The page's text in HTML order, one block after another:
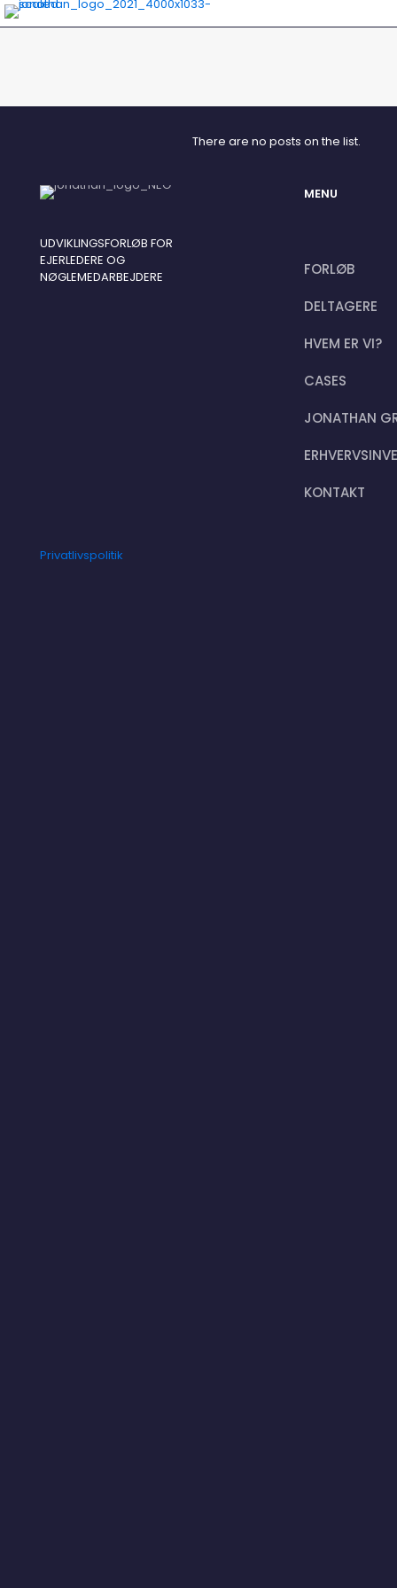
There are no posts on the list.
UDVIKLINGSFORLØB FOR
EJERLEDERE OG
NØGLEMEDARBEJDERE
MENU
FORLØB
DELTAGERE
HVEM ER VI?
CASES
JONATHAN
KONTAKT
Privatlivspolitik